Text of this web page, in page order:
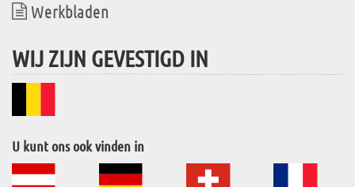
Werkbladen
WIJ ZIJN GEVESTIGD IN
U kunt ons ook vinden in